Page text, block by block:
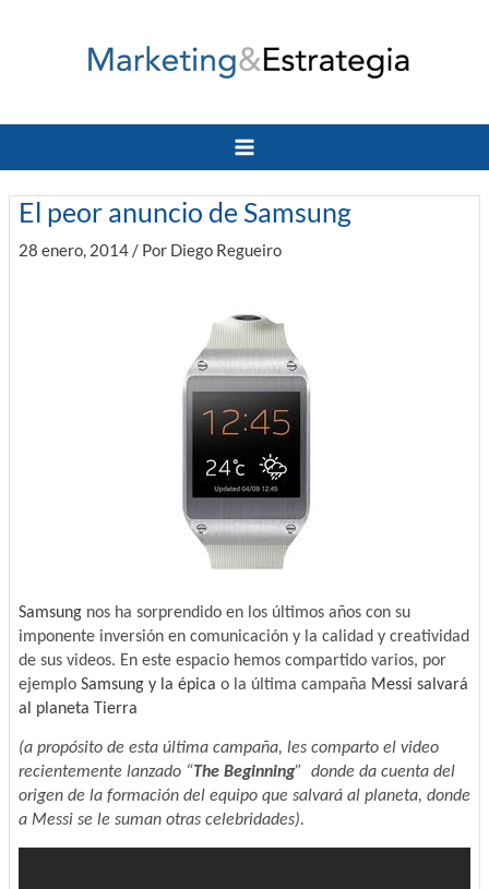
Main
Menu
El peor anuncio de Samsung
28 enero, 2014/ Por Diego Regueiro
Samsungnos ha sorprendido en los últimos años con su
imponente inversión en comunicación y la calidad y creatividad
de sus videos. En este espacio hemos compartido varios, por
ejemplo Samsung y la épica o la última campaña Messi salvará
al planeta Tierra
(a propósito de esta última campaña, les comparto el video
recientemente lanzado “The Beginning” donde da cuenta del
origen de la formación del equipo que salvará al planeta, donde
a Messi se le suman otras celebridades).